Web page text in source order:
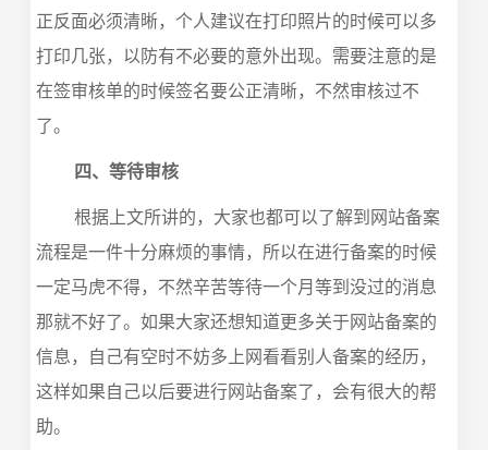
正反面必须清晰，个人建议在打印照片的时候可以多
打印几张，以防有不必要的意外出现。需要注意的是
在签审核单的时候签名要公正清晰，不然审核过不
了。
四、等待审核
根据上文所讲的，大家也都可以了解到网站备案
流程是一件十分麻烦的事情，所以在进行备案的时候
一定马虎不得，不然辛苦等待一个月等到没过的消息
那就不好了。如果大家还想知道更多关于网站备案的
信息，自己有空时不妨多上网看看别人备案的经历，
这样如果自己以后要进行网站备案了，会有很大的帮
助。